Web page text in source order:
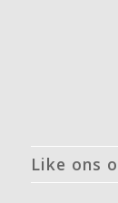
Like ons